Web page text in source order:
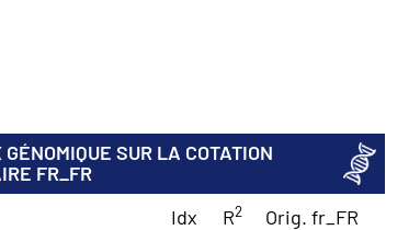
GÉNOMIQUE SUR LA COTATION
FR_FR
Idx
R2 Orig. fr_FR